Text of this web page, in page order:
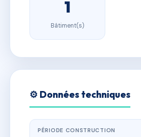
1
Bâtiment(s)
⚙️ Données techniques
PÉRIODE CONSTRUCTION